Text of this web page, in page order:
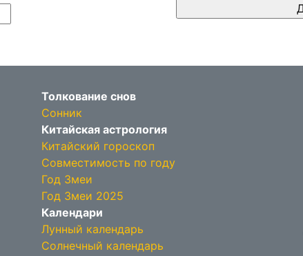
Толкование снов
Сонник
Китайская астрология
Китайский гороскоп
Совместимость по году
Год Змеи
Год Змеи 2025
Календари
Лунный календарь
Солнечный календарь